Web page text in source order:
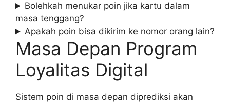
Bolehkah menukar poin jika kartu dalam
masa tenggang?
Apakah poin bisa dikirim ke nomor orang lain?
Masa Depan Program
Loyalitas Digital
Sistem poin di masa depan diprediksi akan